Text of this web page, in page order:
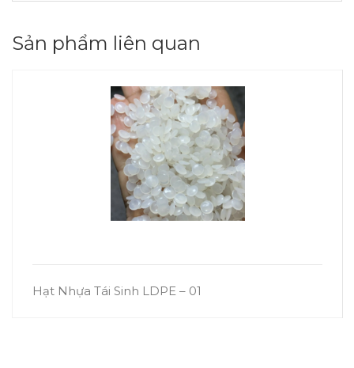
Sản phẩm liên quan
Hạt Nhựa Tái Sinh LDPE – 01